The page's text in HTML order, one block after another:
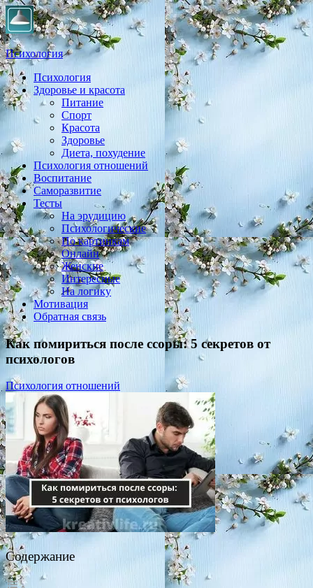
Психология
Практическая психология, личностный рост, экология,
здоровье, воспитание,
Психология
Здоровье и красота
Питание
Спорт
Красота
Здоровье
Диета, похудение
Психология отношений
Воспитание
Саморазвитие
Тесты
На эрудицию
Психологические
По картинкам
Онлайн
Женские
Интересные
На логику
Мотивация
Обратная связь
Как помириться после ссоры: 5 секретов от
психологов
Психология отношений
Содержание